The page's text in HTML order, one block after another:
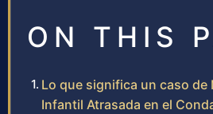
ON THIS
Lo que significa un caso de
Infantil Atrasada en el